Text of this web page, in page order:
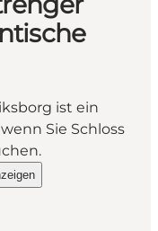
ist ein
Sie Schloss
–
Frederiksborg –